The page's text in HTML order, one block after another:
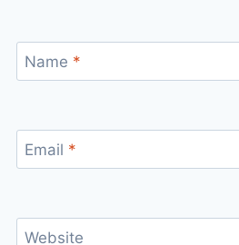
Name *
Email *
Website